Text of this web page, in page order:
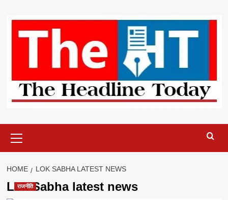
content
Menu
HOME LOK SABHA LATEST NEWS
Lok Sabha latest news
राजनीति